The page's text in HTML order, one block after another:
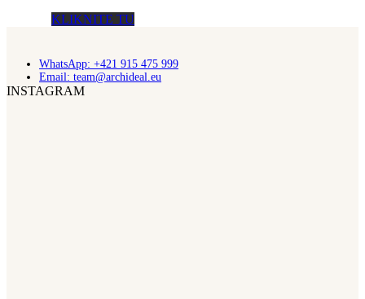
KLIKNITE TU
WhatsApp: +421 915 475 999
Email: team@archideal.eu
INSTAGRAM